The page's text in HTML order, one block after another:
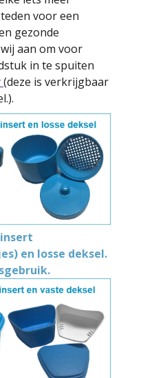
voor een
gezonde
aan om voor
in te spuiten
(deze is verkrijgbaar
en losse deksel.